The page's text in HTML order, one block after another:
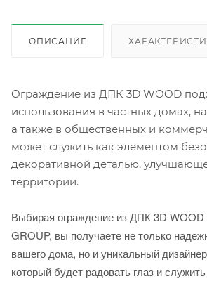
ОПИСАНИЕ
Ограждение из ДПК 3D WOOD
использования в частных домах,
а также в общественных и
может служить как элементом
декоративной деталью,
территории.
Выбирая ограждение из ДПК 3D WOOD
GROUP, вы получаете не только
вашего дома, но и уникальный
который будет радовать глаз и